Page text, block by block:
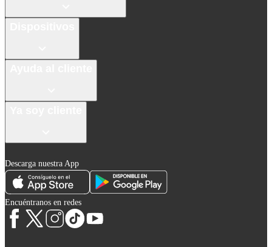
Descarga nuestra App
Encuéntranos en redes